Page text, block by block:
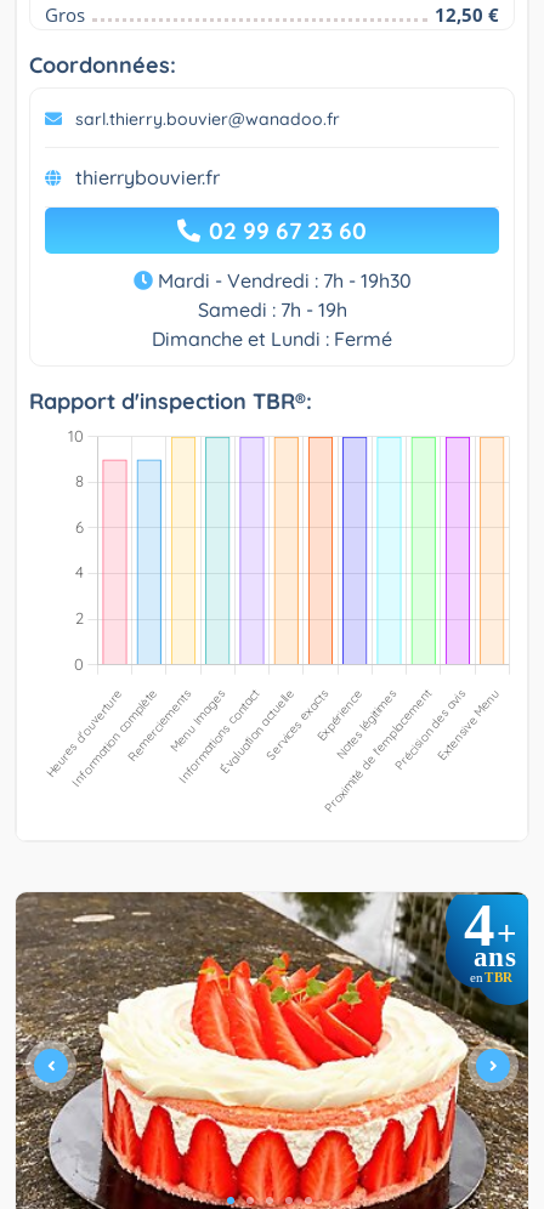
Gros
12,50 €
Coordonnées:
sarl.thierry.bouvier@wanadoo.fr
thierrybouvier.fr
02 99 67 23 60
Mardi - Vendredi : 7h - 19h30
Samedi : 7h - 19h
Dimanche et Lundi : Fermé
Rapport d'inspection TBR®:
4+
ans
en TBR